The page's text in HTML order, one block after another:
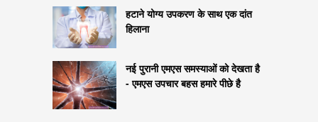
हटाने योग्य उपकरण के साथ एक दांत
हिलाना
नई पुरानी एमएस समस्याओं को देखता है
- एमएस उपचार बहस हमारे पीछे है